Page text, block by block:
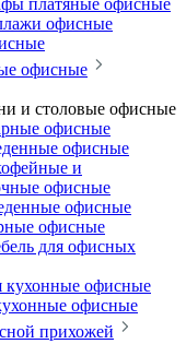
платяные офисные
офисные
офисные
и столовые офисные
офисные
офисные
и
офисные
офисные
офисные
для офисных
кухонные офисные
офисные
прихожей